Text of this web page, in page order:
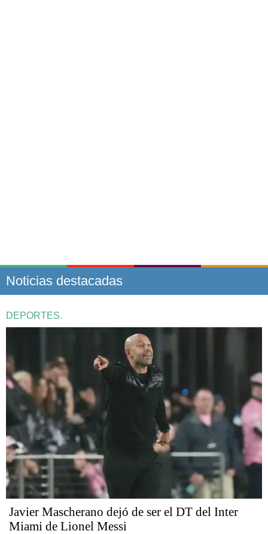
Noticias destacadas
DEPORTES.
Javier Mascherano dejó de ser el DT del Inter
Miami de Lionel Messi